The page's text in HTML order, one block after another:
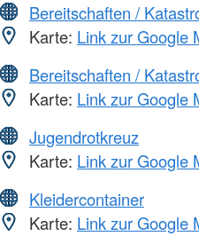
Bereitschaften /
Karte: Link zur Google
Bereitschaften /
Karte: Link zur Google
Jugendrotkreuz
Karte: Link zur Google
Kleidercontainer
Karte: Link zur Google